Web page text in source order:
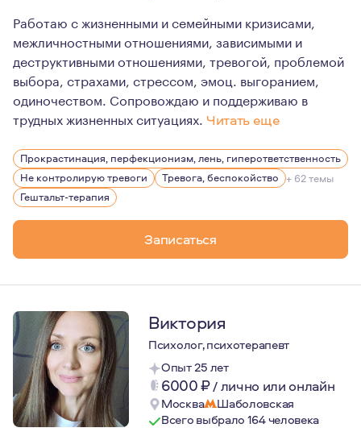
Работаю с жизненными и семейными кризисами,
межличностными отношениями, зависимыми и
деструктивными отношениями, тревогой, проблемой
выбора, страхами, стрессом, эмоц. выгоранием,
одиночеством. Сопровождаю и поддерживаю в
трудных жизненных ситуациях. Читать еще
Я пришла в психологию в момент проживания
На данный момент я имею достаточно опыта, знаний и
Люблю жизнь во всём её многообразии, активные
17 лет в стабильных отношениях, воспитываю 3 детей
Прокрастинация, перфекционизм, лень, гиперответственность
Не контролирую тревоги
Тревога, беспокойство + 62 темы
Гештальт-терапия
Записаться
Виктория
Психолог, психотерапевт
Опыт 25 лет
6000₽/лично или онлайн
Москва
Шаболовская
Всего выбрало 164 человека